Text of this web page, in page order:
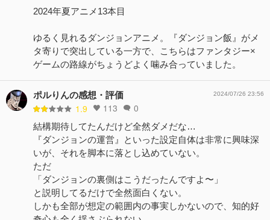
2024年夏アニメ13本目
ゆるく見れるダンジョンアニメ。『ダンジョン飯』がメ
タ寄りで突出している一方で、こちらはファンタジー×
ゲームの路線がちょうどよく噛み合っていました。
ポルりんの感想・評価
1.9 113 0
2024/07/26 23:56
結構期待してたんだけど全然ダメだな…
『ダンジョンの運営』といった設定自体は非常に興味深
いが、それを脚本に落とし込めていない。
ただ
「ダンジョンの裏側はこうだったんですよ〜」
と説明してるだけで全然面白くない。
しかも全部が想定の範囲内の事実しかないので、知的好